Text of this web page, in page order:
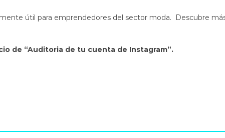
útil para emprendedores del sector moda. Descubre
de “Auditoria de tu cuenta de Instagram”.